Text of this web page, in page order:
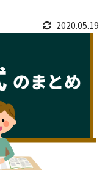
2020.05.19